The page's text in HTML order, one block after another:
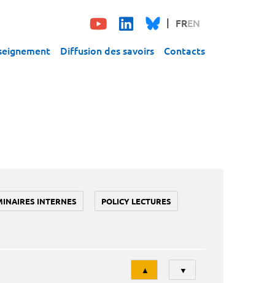
FREN
Diffusion des savoirs Contacts
INTERNES POLICY LECTURES
Tri
▲ ▼